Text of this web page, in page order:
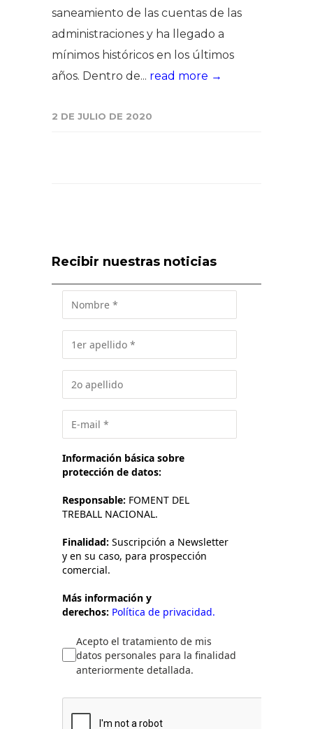
saneamiento de las cuentas de las
administraciones y ha llegado a
mínimos históricos en los últimos
años. Dentro de... read more →
2 DE JULIO DE 2020
Recibir nuestras noticias
Información básica sobre
protección de datos:
Responsable: FOMENT DEL
TREBALL NACIONAL.
Finalidad: Suscripción a Newsletter
y en su caso, para prospección
comercial.
Más información y
derechos: Política de privacidad.
Acepto el tratamiento de mis
datos personales para la finalidad
anteriormente detallada.